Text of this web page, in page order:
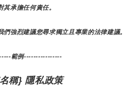
其承擔任何責任。
強烈建議您尋求獨立且專業的法律建議。
範例----------------
稱} 隱私政策